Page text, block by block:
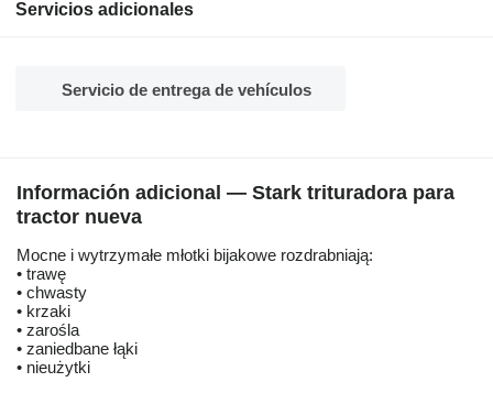
Servicios adicionales
Servicio de entrega de vehículos
Información adicional — Stark trituradora para
tractor nueva
Mocne i wytrzymałe młotki bijakowe rozdrabniają:
• trawę
• chwasty
• krzaki
• zarośla
• zaniedbane łąki
• nieużytki